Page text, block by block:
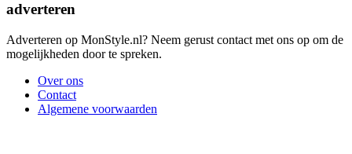
adverteren
Adverteren op MonStyle.nl? Neem gerust contact met ons op om de
mogelijkheden door te spreken.
Over ons
Contact
Algemene voorwaarden